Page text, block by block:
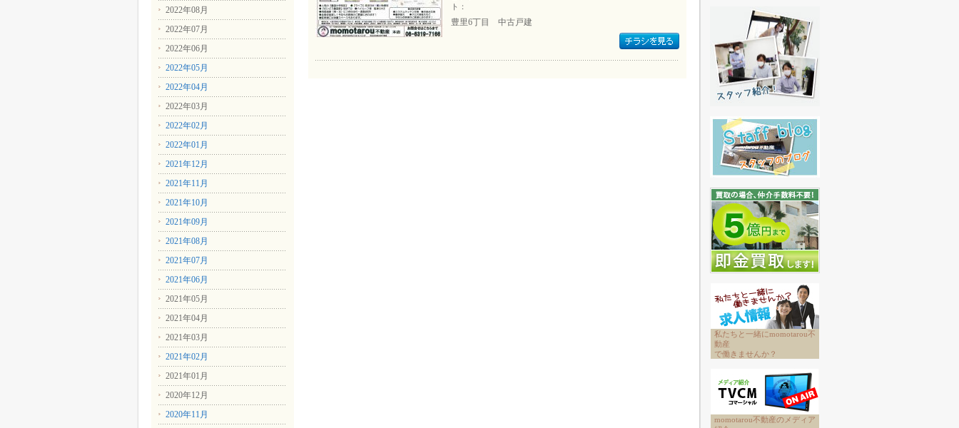
2022年08月
2022年07月
2022年06月
2022年05月
2022年04月
2022年03月
2022年02月
2022年01月
2021年12月
2021年11月
2021年10月
2021年09月
2021年08月
2021年07月
2021年06月
2021年05月
2021年04月
2021年03月
2021年02月
2021年01月
2020年12月
2020年11月
ト：
豊里6丁目 中古戸建
私たちと一緒にmomotarou不
動産
で働きませんか？
momotarou不動産のメディア